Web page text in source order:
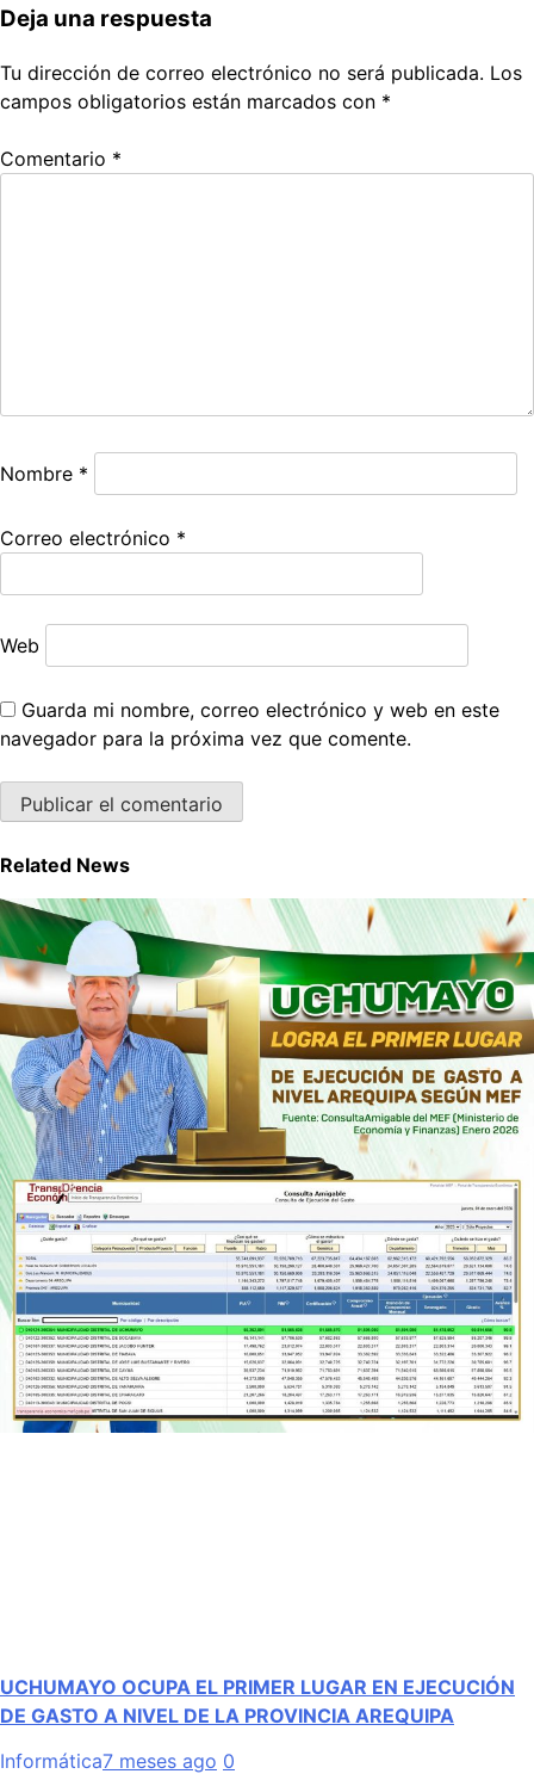
Deja una respuesta
Tu dirección de correo electrónico no será publicada. Los
campos obligatorios están marcados con *
Comentario *
Nombre *
Correo electrónico *
Web
Guarda mi nombre, correo electrónico y web en este
navegador para la próxima vez que comente.
Related News
UCHUMAYO OCUPA EL PRIMER LUGAR EN EJECUCIÓN
DE GASTO A NIVEL DE LA PROVINCIA AREQUIPA
Informática7 meses ago 0